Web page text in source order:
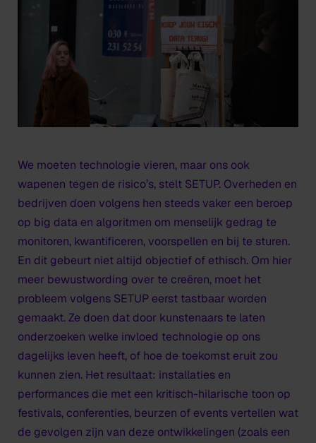
We moeten technologie vieren, maar ons ook
wapenen tegen de risico’s, stelt SETUP. Overheden en
bedrijven doen volgens hen steeds vaker een beroep
op big data en algoritmen om menselijk gedrag te
monitoren, kwantificeren, voorspellen en bij te sturen.
En dit gebeurt niet altijd objectief of ethisch. Om hier
meer bewustwording over te creëren, moet het
probleem volgens SETUP eerst tastbaar worden
gemaakt. Ze doen dat door kunstenaars te laten
onderzoeken welke invloed technologie op ons
dagelijks leven heeft, of hoe de toekomst eruit zou
kunnen zien. Het resultaat: installaties en
performances die met een kritisch-hilarische toon op
festivals, conferenties, beurzen of events vertellen wat
de gevolgen zijn van deze ontwikkelingen (zoals een